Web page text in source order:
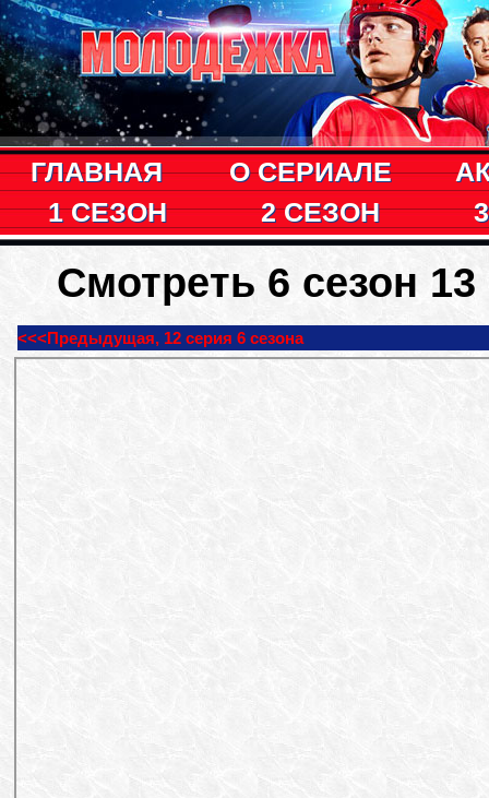
ГЛАВНАЯ О СЕРИАЛЕ
1 СЕЗОН
2 СЕЗОН
Смотреть 6 сезон
<<<Предыдущая, 12 серия 6 сезона